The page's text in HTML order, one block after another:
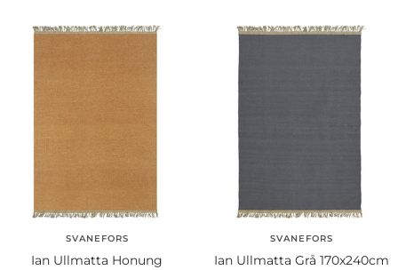
SVANEFORS
Ian Ullmatta Honung
SVANEFORS
Ian Ullmatta Grå 170x240cm